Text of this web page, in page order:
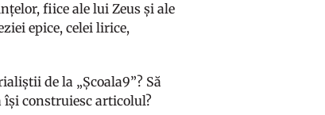
fiice ale lui Zeus și ale
epice, celei lirice,
de la „Școala9”? Să
își construiesc articolul?